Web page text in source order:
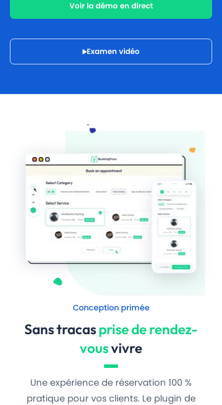
Voir la démo en direct
Examen vidéo
Conception primée
Sans tracasprise de rendez-
vousvivre
Une expérience de réservation 100 %
pratique pour vos clients. Le plugin de